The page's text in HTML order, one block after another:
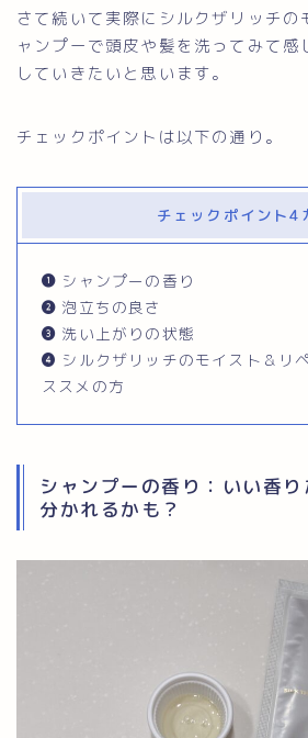
さて続いて実際にシルクザリッチの
ャンプーで頭皮や髪を洗ってみて感
していきたいと思います。
チェックポイントは以下の通り。
チェックポイント4
シャンプーの香り
泡立ちの良さ
洗い上がりの状態
シルクザリッチのモイスト＆リ
ススメの方
シャンプーの香り：いい香
分かれるかも？